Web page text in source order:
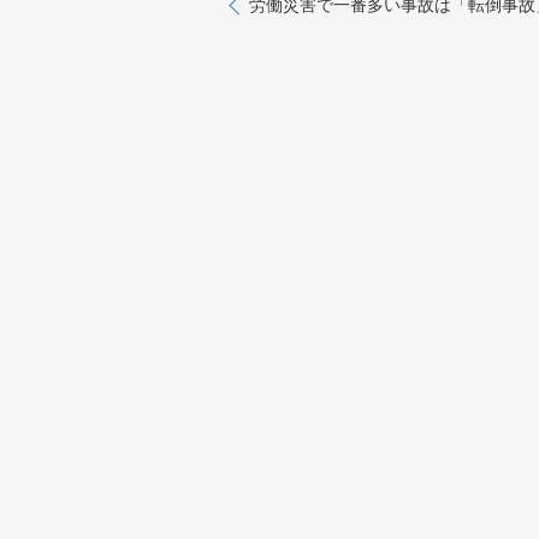
労働災害で一番多い事故は「転倒事